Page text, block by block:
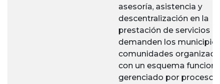
asesoría, asistencia y
descentralización en la
prestación de servicios
demanden los
comunidades
con un esquema
gerenciado por procesos